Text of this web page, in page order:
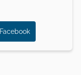
Facebook